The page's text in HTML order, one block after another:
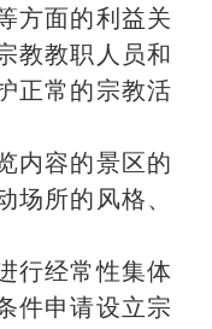
方面的利益关
教教职人员和
正常的宗教活
内容的景区的
场所的风格、
行经常性集体
件申请设立宗